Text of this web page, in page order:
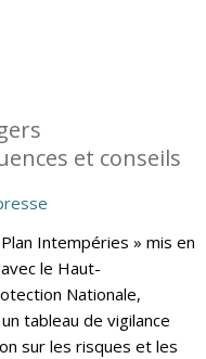
et conseils
Intempéries » mis en
le Haut-
Nationale,
tableau de vigilance
sur les risques et les